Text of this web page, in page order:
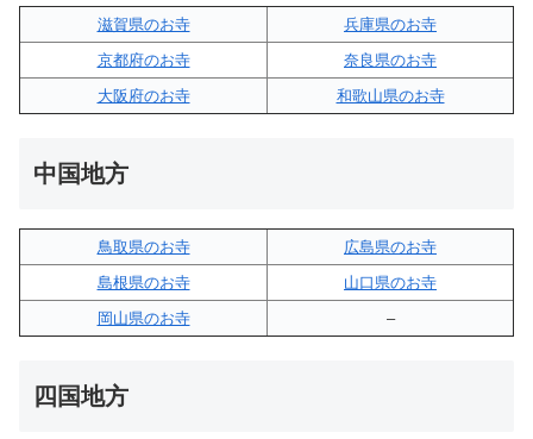
滋賀県のお寺
兵庫県のお寺
京都府のお寺
奈良県のお寺
大阪府のお寺
和歌山県のお寺
中国地方
鳥取県のお寺
広島県のお寺
島根県のお寺
山口県のお寺
岡山県のお寺
–
四国地方